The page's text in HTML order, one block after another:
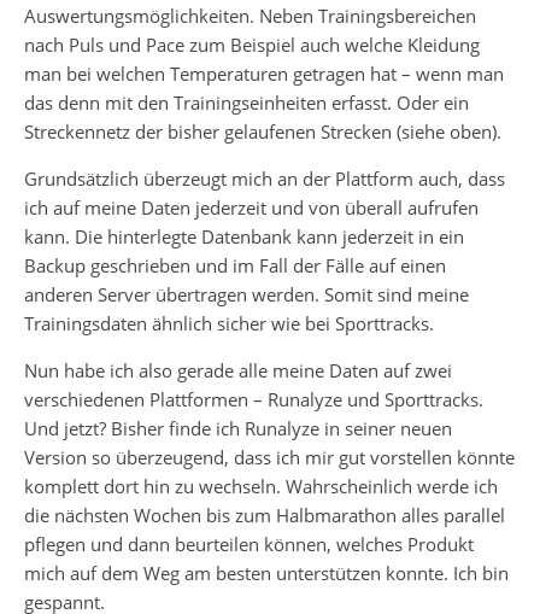
Auswertungsmöglichkeiten. Neben Trainingsbereichen
nach Puls und Pace zum Beispiel auch welche Kleidung
man bei welchen Temperaturen getragen hat – wenn man
das denn mit den Trainingseinheiten erfasst. Oder ein
Streckennetz der bisher gelaufenen Strecken (siehe oben).
Grundsätzlich überzeugt mich an der Plattform auch, dass
ich auf meine Daten jederzeit und von überall aufrufen
kann. Die hinterlegte Datenbank kann jederzeit in ein
Backup geschrieben und im Fall der Fälle auf einen
anderen Server übertragen werden. Somit sind meine
Trainingsdaten ähnlich sicher wie bei Sporttracks.
Nun habe ich also gerade alle meine Daten auf zwei
verschiedenen Plattformen – Runalyze und Sporttracks.
Und jetzt? Bisher finde ich Runalyze in seiner neuen
Version so überzeugend, dass ich mir gut vorstellen könnte
komplett dort hin zu wechseln. Wahrscheinlich werde ich
die nächsten Wochen bis zum Halbmarathon alles parallel
pflegen und dann beurteilen können, welches Produkt
mich auf dem Weg am besten unterstützen konnte. Ich bin
gespannt.